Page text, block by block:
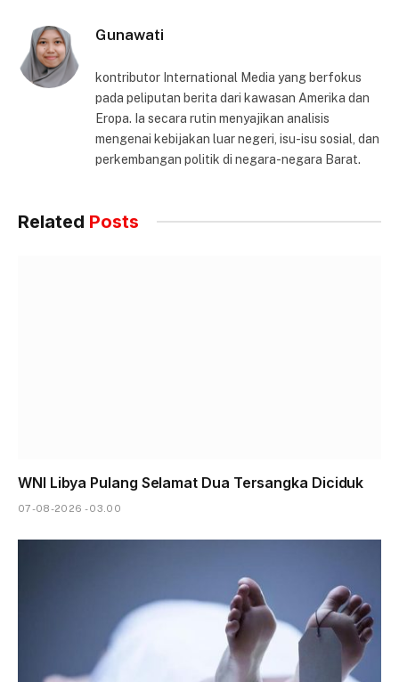
Gunawati
kontributor International Media yang berfokus
pada peliputan berita dari kawasan Amerika dan
Eropa. Ia secara rutin menyajikan analisis
mengenai kebijakan luar negeri, isu-isu sosial, dan
perkembangan politik di negara-negara Barat.
Related Posts
WNI Libya Pulang Selamat Dua Tersangka Diciduk
07-08-2026 - 03.00